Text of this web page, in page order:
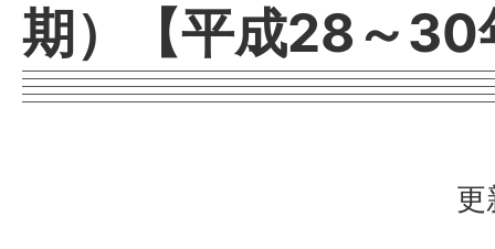
期）【平成28～30
更